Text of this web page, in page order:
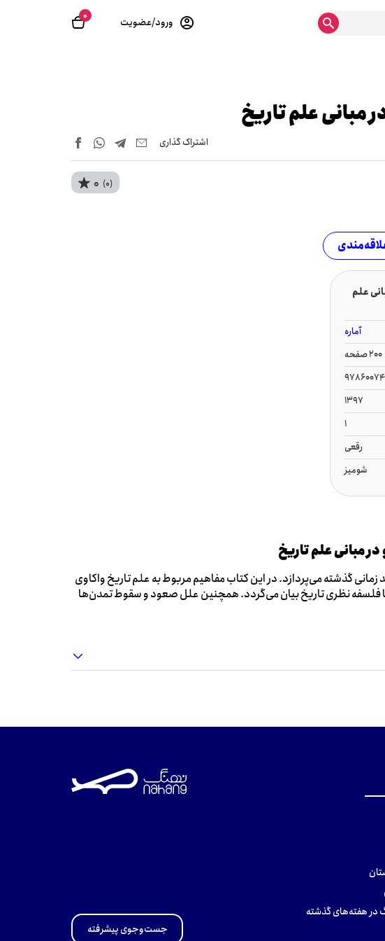
0 ورود/عضویت
مبانی علم تاریخ
اشتراک‌ گذاری
0 (0)
علم
آماره
200 صفحه
1397
1
رقعی
شومیز
مبانی علم تاریخ
گذشته می‌پردازد. در این کتاب مفاهیم مربوط به علم تاریخ واکاوی
فلسفه نظری تاریخ بیان می‌گردد. همچنین علل صعود و سقوط تمدن‌ها
در هفته‌های گذشته
جست‌وجوی پیشرفته